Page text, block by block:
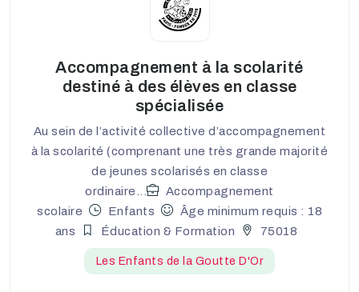
Accompagnement à la scolarité
destiné à des élèves en classe
spécialisée
Au sein de l’activité collective d’accompagnement
à la scolarité (comprenant une très grande majorité
de jeunes scolarisés en classe
ordinaire...
Accompagnement
scolaire
Enfants
Âge minimum requis : 18
ans
Éducation & Formation 75018
Les Enfants de la Goutte D'Or